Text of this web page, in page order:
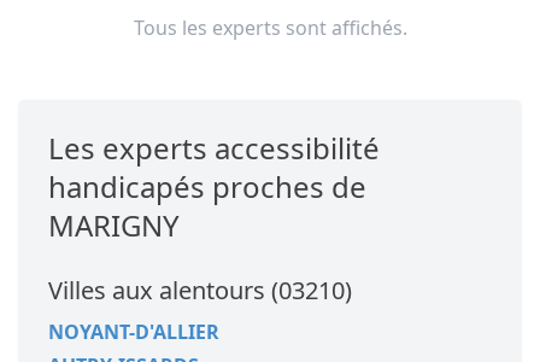
Tous les experts sont affichés.
Les experts accessibilité
handicapés proches de
MARIGNY
Villes aux alentours (03210)
NOYANT-D'ALLIER